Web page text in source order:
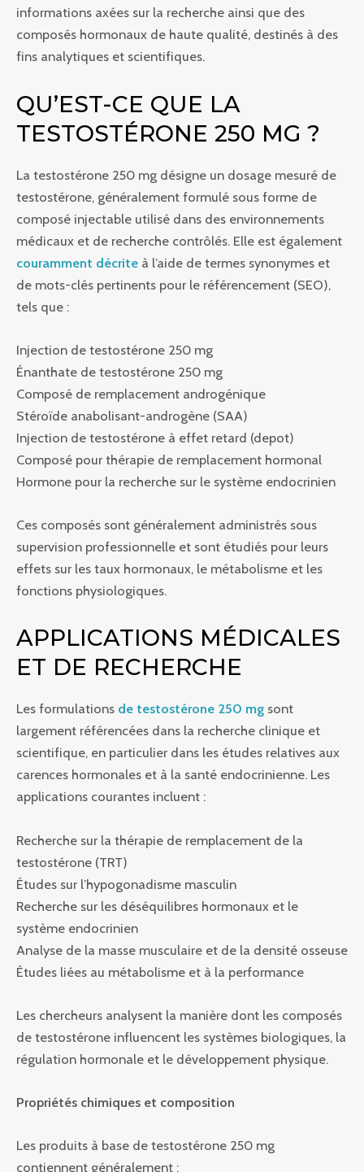
informations axées sur la recherche ainsi que des
composés hormonaux de haute qualité, destinés à des
fins analytiques et scientifiques.
QU’EST-CE QUE LA
TESTOSTÉRONE 250 MG ?
La testostérone 250 mg désigne un dosage mesuré de
testostérone, généralement formulé sous forme de
composé injectable utilisé dans des environnements
médicaux et de recherche contrôlés. Elle est également
couramment décrite à l’aide de termes synonymes et
de mots-clés pertinents pour le référencement (SEO),
tels que :
Injection de testostérone 250 mg
Énanthate de testostérone 250 mg
Composé de remplacement androgénique
Stéroïde anabolisant-androgène (SAA)
Injection de testostérone à effet retard (depot)
Composé pour thérapie de remplacement hormonal
Hormone pour la recherche sur le système endocrinien
Ces composés sont généralement administrés sous
supervision professionnelle et sont étudiés pour leurs
effets sur les taux hormonaux, le métabolisme et les
fonctions physiologiques.
APPLICATIONS MÉDICALES
ET DE RECHERCHE
Les formulations de testostérone 250 mg sont
largement référencées dans la recherche clinique et
scientifique, en particulier dans les études relatives aux
carences hormonales et à la santé endocrinienne. Les
applications courantes incluent :
Recherche sur la thérapie de remplacement de la
testostérone (TRT)
Études sur l’hypogonadisme masculin
Recherche sur les déséquilibres hormonaux et le
système endocrinien
Analyse de la masse musculaire et de la densité osseuse
Études liées au métabolisme et à la performance
Les chercheurs analysent la manière dont les composés
de testostérone influencent les systèmes biologiques, la
régulation hormonale et le développement physique.
Propriétés chimiques et composition
Les produits à base de testostérone 250 mg
contiennent généralement :